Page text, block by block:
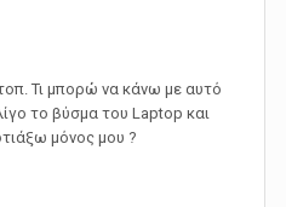
Τι μπορώ να κάνω με αυτό
το βύσμα του Laptop και
μόνος μου ?